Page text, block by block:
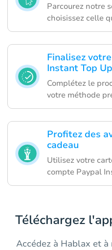
Parcourez notre
choisissez celle
Finalisez
Instant Top
Complétez le
votre méthode
Profitez des
cadeau
Utilisez votre
compte Paypal
Téléchargez
Accédez à Hablax et